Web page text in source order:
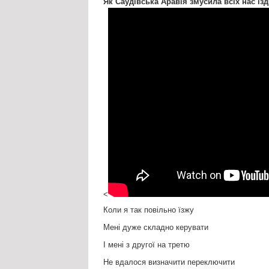
<
Коли я так повільно їзжу
Мені дуже складно керувати
І мені з другої на третю
Не вдалося визначити переключити